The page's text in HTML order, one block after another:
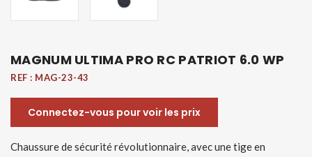
MAGNUM ULTIMA PRO RC PATRIOT 6.0 WP
REF : MAG-23-43
Connectez-vous pour voir les prix
Chaussure de sécurité révolutionnaire, avec une tige en